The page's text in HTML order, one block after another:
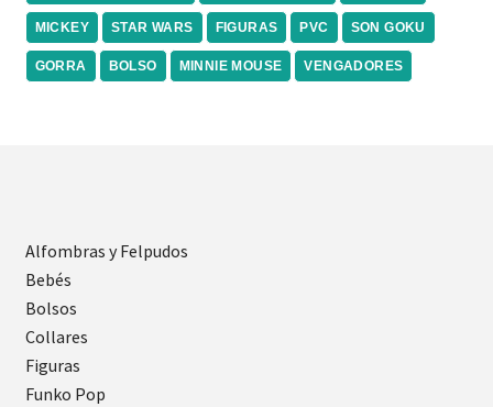
MICKEY STAR WARS FIGURAS PVC SON GOKU
GORRA BOLSO MINNIE MOUSE VENGADORES
Alfombras y Felpudos
Bebés
Bolsos
Collares
Figuras
Funko Pop